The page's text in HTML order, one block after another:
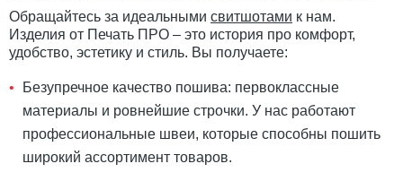
Обращайтесь за идеальными свитшотами к нам.
Изделия от Печать ПРО – это история про комфорт,
удобство, эстетику и стиль. Вы получаете:
Безупречное качество пошива: первоклассные
материалы и ровнейшие строчки. У нас работают
профессиональные швеи, которые способны пошить
широкий ассортимент товаров.